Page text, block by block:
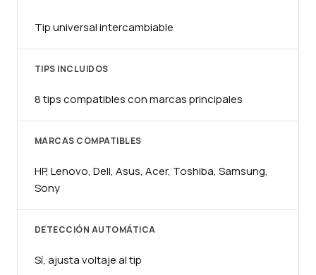
Tip universal intercambiable
TIPS INCLUIDOS
8 tips compatibles con marcas principales
MARCAS COMPATIBLES
HP, Lenovo, Dell, Asus, Acer, Toshiba, Samsung,
Sony
DETECCIÓN AUTOMÁTICA
Sí, ajusta voltaje al tip